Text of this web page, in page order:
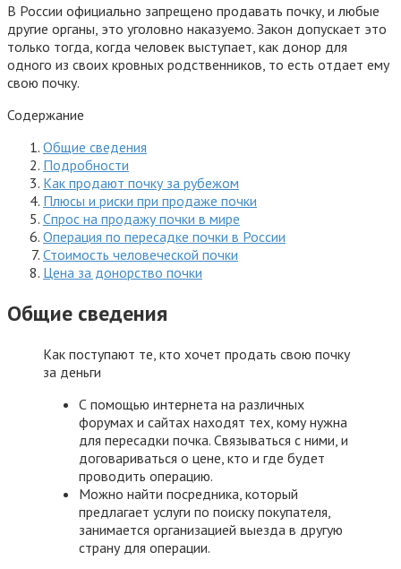
В России официально запрещено продавать почку, и любые
другие органы, это уголовно наказуемо. Закон допускает это
только тогда, когда человек выступает, как донор для
одного из своих кровных родственников, то есть отдает ему
свою почку.
Содержание
Общие сведения
Подробности
Как продают почку за рубежом
Плюсы и риски при продаже почки
Спрос на продажу почки в мире
Операция по пересадке почки в России
Стоимость человеческой почки
Цена за донорство почки
Общие сведения
Как поступают те, кто хочет продать свою почку
за деньги
С помощью интернета на различных
форумах и сайтах находят тех, кому нужна
для пересадки почка. Связываться с ними, и
договариваться о цене, кто и где будет
проводить операцию.
Можно найти посредника, который
предлагает услуги по поиску покупателя,
занимается организацией выезда в другую
страну для операции.